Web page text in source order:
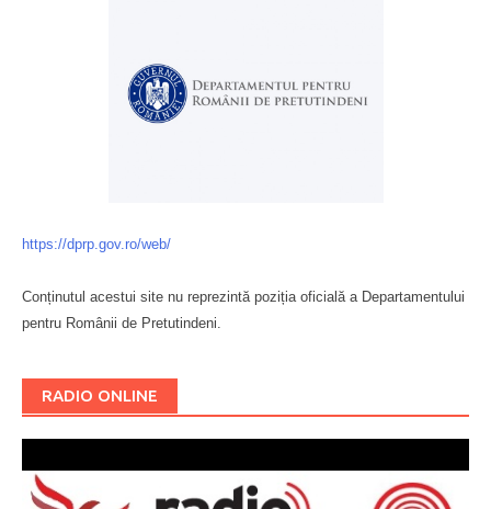
https://dprp.gov.ro/web/
Conținutul acestui site nu reprezintă poziția oficială a Departamentului
pentru Românii de Pretutindeni.
RADIO ONLINE